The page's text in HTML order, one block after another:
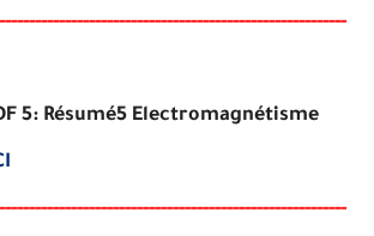
------------------------------------------------------
5: Résumé5 Electromagnétisme
-------------------------------------------------------